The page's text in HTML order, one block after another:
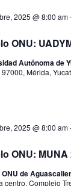
ONU:
2025 @ 8:00 am
Autónoma de
97000, Mérida,
ONU: MUNA
2025 @ 8:00 am
ONU de
centro, Complejo